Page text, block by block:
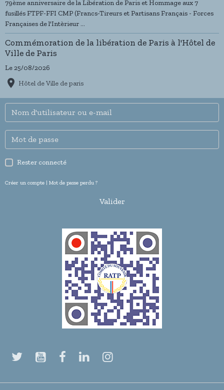
79ème anniversaire de la Libération de Paris et Hommage aux 7
fusillés FTPF-FFI CMP (Francs-Tireurs et Partisans Français - Forces
Françaises de l'Intèrieur ...
Commémoration de la libération de Paris à l'Hôtel de
Ville de Paris
Le 25/08/2026
Hôtel de Ville de paris
Rester connecté
Créer un compte | Mot de passe perdu ?
Valider